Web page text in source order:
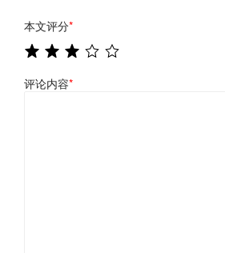
本文评分*
评论内容*